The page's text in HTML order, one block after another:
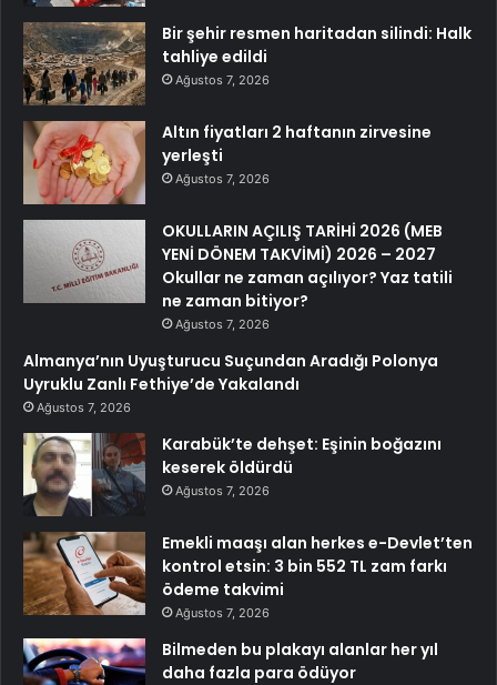
Bir şehir resmen haritadan silindi: Halk
tahliye edildi
Ağustos 7, 2026
Altın fiyatları 2 haftanın zirvesine
yerleşti
Ağustos 7, 2026
OKULLARIN AÇILIŞ TARİHİ 2026 (MEB
YENİ DÖNEM TAKVİMİ) 2026 – 2027
Okullar ne zaman açılıyor? Yaz tatili
ne zaman bitiyor?
Ağustos 7, 2026
Almanya’nın Uyuşturucu Suçundan Aradığı Polonya
Uyruklu Zanlı Fethiye’de Yakalandı
Ağustos 7, 2026
Karabük’te dehşet: Eşinin boğazını
keserek öldürdü
Ağustos 7, 2026
Emekli maaşı alan herkes e-Devlet’ten
kontrol etsin: 3 bin 552 TL zam farkı
ödeme takvimi
Ağustos 7, 2026
Bilmeden bu plakayı alanlar her yıl
daha fazla para ödüyor